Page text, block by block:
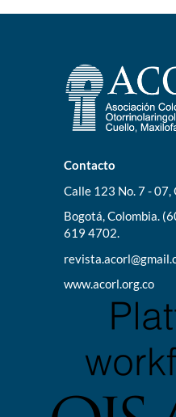
Contacto
Calle 123 No. 7 - 07,
Bogotá, Colombia.
619 4702.
www.acorl.org.co